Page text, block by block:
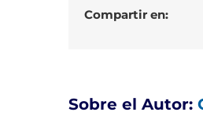
Compartir en:
Sobre el Autor: